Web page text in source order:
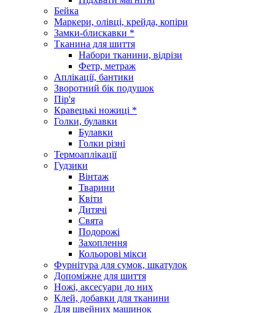
Бейка
Маркери, олівці, крейда, копіри
Замки-блискавки *
Тканина для шиття
Набори тканини, відрізи
Фетр, метраж
Аплікації, бантики
Зворотний бік подушок
Пір'я
Кравецькі ножиці *
Голки, булавки
Булавки
Голки різні
Термоаплікації
Гудзики
Вінтаж
Тварини
Квіти
Дитячі
Свята
Подорожі
Захоплення
Кольорові мікси
Фурнітура для сумок, шкатулок
Допоміжне для шиття
Ножі, аксесуари до них
Клей, добавки для тканини
Для швейних машинок